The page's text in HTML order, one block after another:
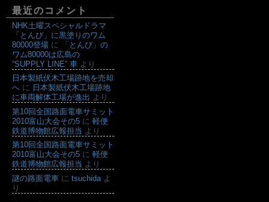
最近のコメント
NHK土曜スペシャルドラマ
「とんび」に黒塗りのワム
80000登場 に
「とんび」の
ワム80000は広島の
“SUPPLY LINE” 車 より
日本製紙伏木工場跡地を売却
へ に 日本製紙伏木工場跡地
に車両解体工場が進出 より
第10回全国路面電車サミット
2010富山大会その5 に 軽便
鉄道博物館広報担当 より
第10回全国路面電車サミット
2010富山大会その5 に 軽便
鉄道博物館広報担当 より
謎の路面電車 に tsuchida よ
り